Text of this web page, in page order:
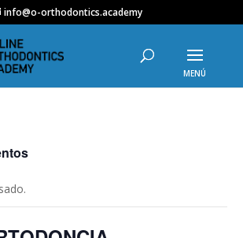
info@o-orthodontics.academy